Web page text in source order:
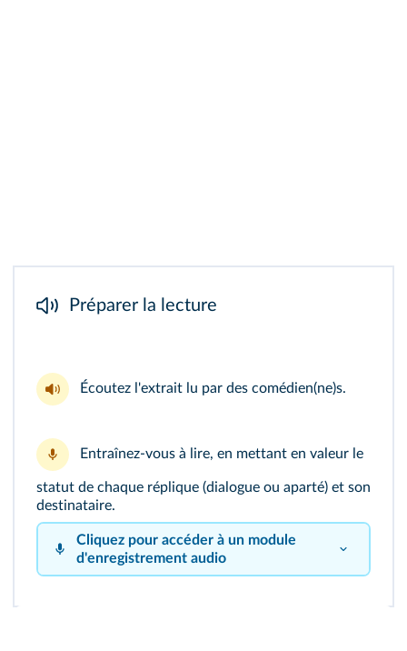
Préparer la lecture
Écoutez l'extrait lu par des comédien(ne)s.
Entraînez-vous à lire, en mettant en valeur le
statut de chaque réplique (dialogue ou aparté) et son
destinataire.
Cliquez pour accéder à un module
d'enregistrement audio